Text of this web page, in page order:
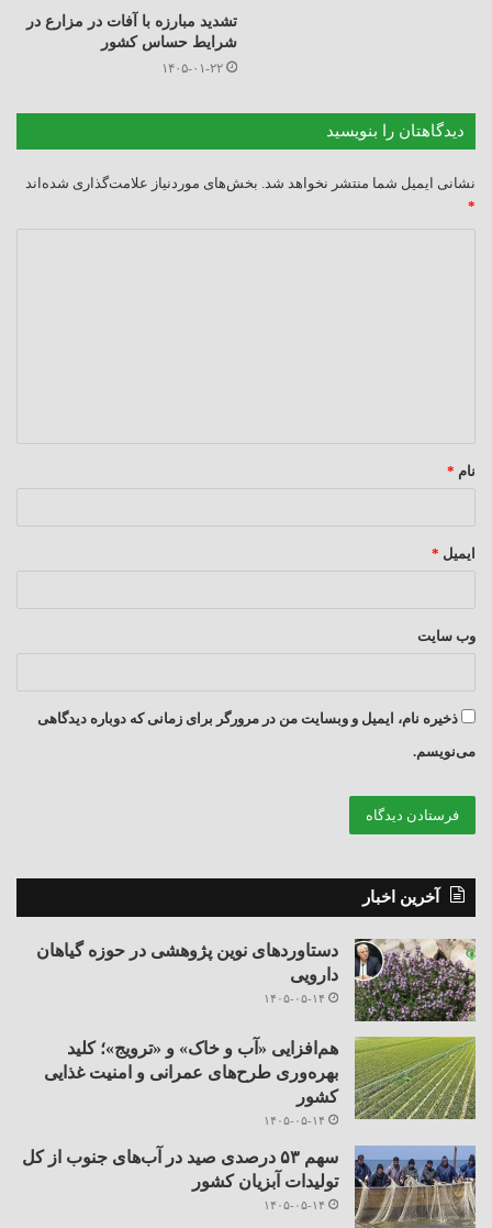
تشدید مبارزه با آفات در مزارع در
شرایط حساس کشور
۱۴۰۵-۰۱-۲۲
دیدگاهتان را بنویسید
نشانی ایمیل شما منتشر نخواهد شد. بخش‌های موردنیاز علامت‌گذاری شده‌اند
*
نام *
ایمیل *
وب‌ سایت
ذخیره نام، ایمیل و وبسایت من در مرورگر برای زمانی که دوباره دیدگاهی
می‌نویسم.
آخرین اخبار
دستاوردهای نوین پژوهشی در حوزه گیاهان
دارویی
۱۴۰۵-۰۵-۱۴
هم‌افزایی «آب و خاک» و «ترویج»؛ کلید
بهره‌وری طرح‌های عمرانی و امنیت غذایی
کشور
۱۴۰۵-۰۵-۱۴
سهم ۵۳ درصدی صید در آب‌های جنوب از کل
تولیدات آبزیان کشور
۱۴۰۵-۰۵-۱۴